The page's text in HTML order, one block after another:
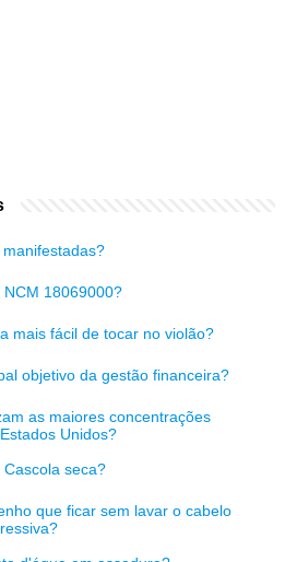
18069000?
mais fácil de tocar no violão?
objetivo da gestão financeira?
as maiores concentrações
Unidos?
seca?
que ficar sem lavar o cabelo